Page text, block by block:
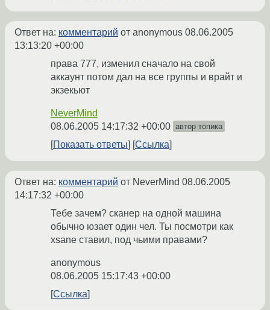
Ответ на: комментарий от anonymous 08.06.2005
13:13:20 +00:00
права 777, изменил сначало на свой
аккаунт потом дал на все группы и врайт и
экзекьют
NeverMind
08.06.2005 14:17:32 +00:00 автор топика
Показать ответы Ссылка
Ответ на: комментарий от NeverMind 08.06.2005
14:17:32 +00:00
Тебе зачем? сканер на одной машина
обычно юзает один чел. Ты посмотри как
xsane ставил, под чьими правами?
anonymous
08.06.2005 15:17:43 +00:00
Ссылка